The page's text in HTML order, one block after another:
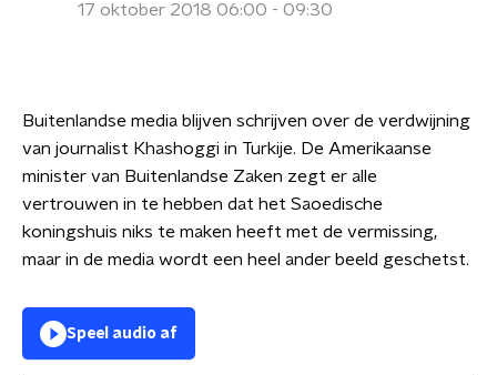
17 oktober 2018 06:00 - 09:30
Buitenlandse media blijven schrijven over de verdwijning
van journalist Khashoggi in Turkije. De Amerikaanse
minister van Buitenlandse Zaken zegt er alle
vertrouwen in te hebben dat het Saoedische
koningshuis niks te maken heeft met de vermissing,
maar in de media wordt een heel ander beeld geschetst.
Speel audio af